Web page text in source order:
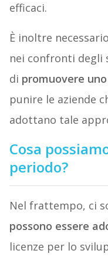
efficaci.
È inoltre
nei confronti degli
di promuovere
punire le aziende
adottano tale
Cosa
periodo?
Nel frattempo, ci
possono essere
licenze per lo